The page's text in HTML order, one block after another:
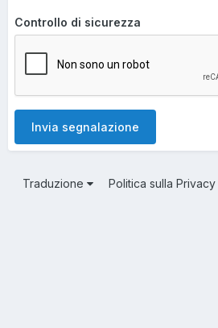
Controllo di sicurezza
Invia segnalazione
Traduzione Politica sulla Privacy